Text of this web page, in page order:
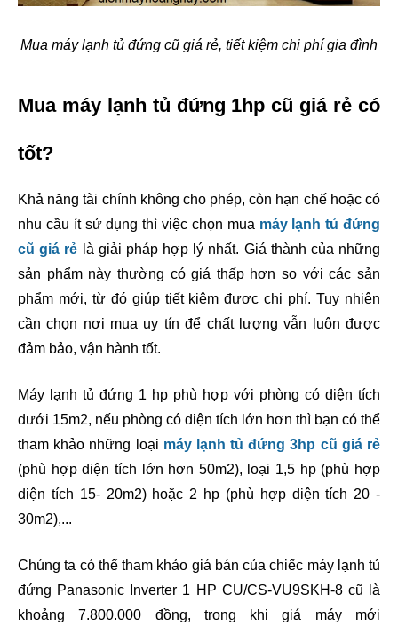
Mua máy lạnh tủ đứng cũ giá rẻ, tiết kiệm chi phí gia đình
Mua máy lạnh tủ đứng 1hp cũ giá rẻ có
tốt?
Khả năng tài chính không cho phép, còn hạn chế hoặc có
nhu cầu ít sử dụng thì việc chọn mua máy lạnh tủ đứng
cũ giá rẻ là giải pháp hợp lý nhất. Giá thành của những
sản phẩm này thường có giá thấp hơn so với các sản
phẩm mới, từ đó giúp tiết kiệm được chi phí. Tuy nhiên
cần chọn nơi mua uy tín để chất lượng vẫn luôn được
đảm bảo, vận hành tốt.
Máy lạnh tủ đứng 1 hp phù hợp với phòng có diện tích
dưới 15m2, nếu phòng có diện tích lớn hơn thì bạn có thể
tham khảo những loại máy lạnh tủ đứng 3hp cũ giá rẻ
(phù hợp diện tích lớn hơn 50m2), loại 1,5 hp (phù hợp
diện tích 15- 20m2) hoặc 2 hp (phù hợp diện tích 20 -
30m2),...
Chúng ta có thể tham khảo giá bán của chiếc máy lạnh tủ
đứng Panasonic Inverter 1 HP CU/CS-VU9SKH-8 cũ là
khoảng 7.800.000 đồng, trong khi giá máy mới